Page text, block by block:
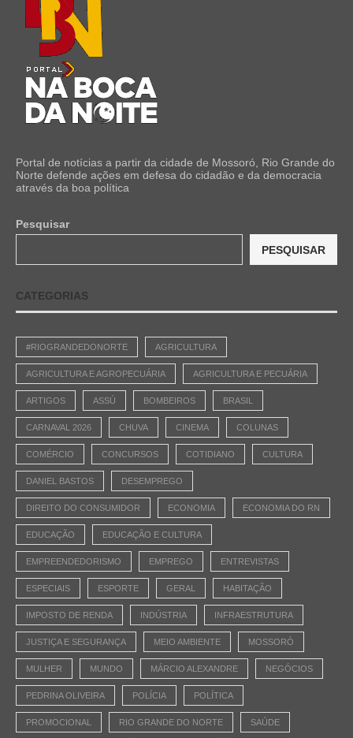
Portal de notícias a partir da cidade de Mossoró, Rio Grande do
Norte defende ações em defesa do cidadão e da democracia
através da boa política
Pesquisar
PESQUISAR
CATEGORIAS
#RIOGRANDEDONORTE AGRICULTURA
AGRICULTURA E AGROPECUÁRIA AGRICULTURA E PECUÁRIA
ARTIGOS ASSÚ BOMBEIROS BRASIL
CARNAVAL 2026 CHUVA CINEMA COLUNAS
COMÉRCIO CONCURSOS COTIDIANO CULTURA
DANIEL BASTOS DESEMPREGO
DIREITO DO CONSUMIDOR ECONOMIA ECONOMIA DO RN
EDUCAÇÃO EDUCAÇÃO E CULTURA
EMPREENDEDORISMO EMPREGO ENTREVISTAS
ESPECIAIS ESPORTE GERAL HABITAÇÃO
IMPOSTO DE RENDA INDÚSTRIA INFRAESTRUTURA
JUSTIÇA E SEGURANÇA MEIO AMBIENTE MOSSORÓ
MULHER MUNDO MÁRCIO ALEXANDRE NEGÓCIOS
PEDRINA OLIVEIRA POLÍCIA POLÍTICA
PROMOCIONAL RIO GRANDE DO NORTE SAÚDE